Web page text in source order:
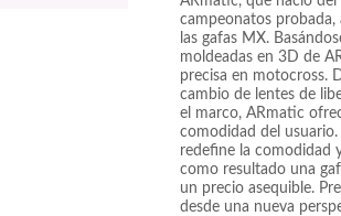
campeonatos
las gafas MX.
moldeadas en 3D de
precisa en motocross.
cambio de lentes de
el marco, ARmatic
comodidad del
redefine la comodidad
como resultado una
un precio asequible.
desde una nueva